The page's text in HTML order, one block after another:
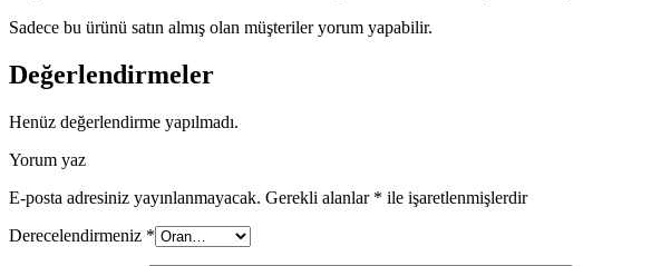
Sadece bu ürünü satın almış olan müşteriler yorum yapabilir.
Değerlendirmeler
Henüz değerlendirme yapılmadı.
Yorum yaz
E-posta adresiniz yayınlanmayacak. Gerekli alanlar * ile işaretlenmişlerdir
Derecelendirmeniz *